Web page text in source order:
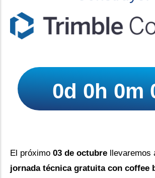
0d 0h 0m
El próximo 03 de octubre llevaremos
jornada técnica gratuita con coffee